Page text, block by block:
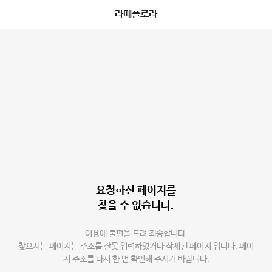
라떼플로라
요청하신 페이지를
찾을 수 없습니다.
이용에 불편을 드려 죄송합니다.
찾으시는 페이지는 주소를 잘못 입력하였거나 삭제된 페이지 입니다. 페이
지 주소를 다시 한 번 확인해 주시기 바랍니다.